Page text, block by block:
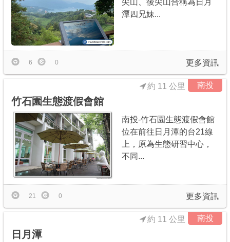
尖山、後尖山合稱為日月
潭四兄妹...
更多資訊
6 0
南投
竹石園生態渡假會館
約 11 公里
南投-竹石園生態渡假會館
位在前往日月潭的台21線
上，原為生態研習中心，
不同...
更多資訊
21 0
南投
日月潭
約 11 公里